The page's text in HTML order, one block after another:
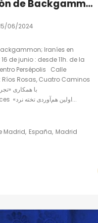
I Competición de Backgammon هماوردی تخته نرد ایرانیان
06/2024
Iraníes en
de junio : desde 11h. de la
Persépolis Calle
Ríos Rosas, Cuatro Caminos
با همکاری
@nowruz_experiences «اولین هم‌آوردی تخته نرد...
Madrid España Madrid